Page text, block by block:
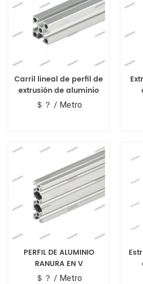
en polvo, acabado de
anodizado de todos los
colores.
Carril lineal de perfil de
extrusión de aluminio
con ranura en V
＄？ / Metro
PERFIL DE ALUMINIO
RANURA EN V
＄？ / Metro